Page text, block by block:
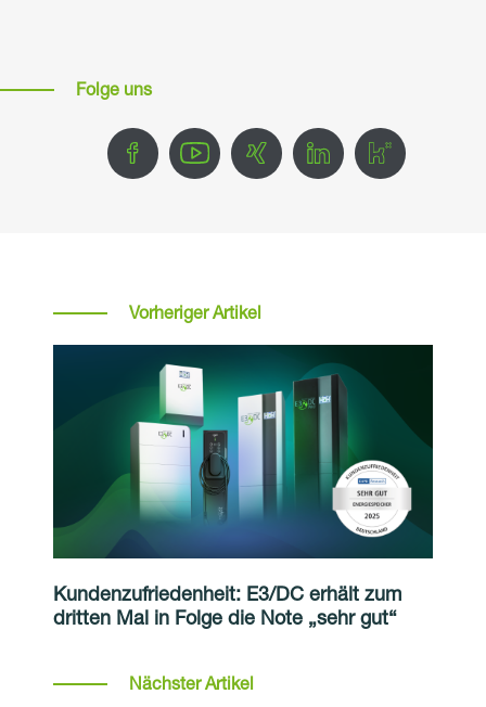
Folge uns
Vorheriger Artikel
Kundenzufriedenheit: E3/DC erhält zum
dritten Mal in Folge die Note „sehr gut“
Nächster Artikel